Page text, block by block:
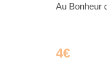
Au Bonheur
4€